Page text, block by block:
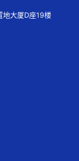
地大厦D座19楼